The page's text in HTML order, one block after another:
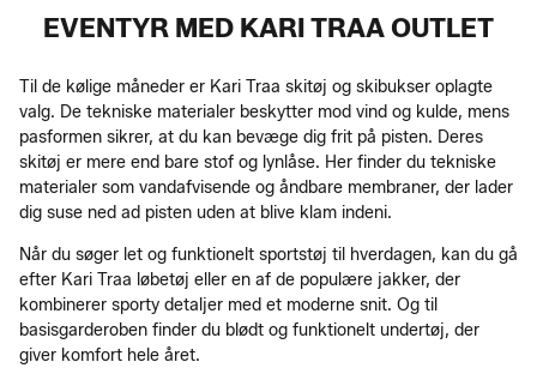
EVENTYR MED KARI TRAA OUTLET
Til de kølige måneder er Kari Traa skitøj og skibukser oplagte
valg. De tekniske materialer beskytter mod vind og kulde, mens
pasformen sikrer, at du kan bevæge dig frit på pisten. Deres
skitøj er mere end bare stof og lynlåse. Her finder du tekniske
materialer som vandafvisende og åndbare membraner, der lader
dig suse ned ad pisten uden at blive klam indeni.
Når du søger let og funktionelt sportstøj til hverdagen, kan du gå
efter Kari Traa løbetøj eller en af de populære jakker, der
kombinerer sporty detaljer med et moderne snit. Og til
basisgarderoben finder du blødt og funktionelt undertøj, der
giver komfort hele året.